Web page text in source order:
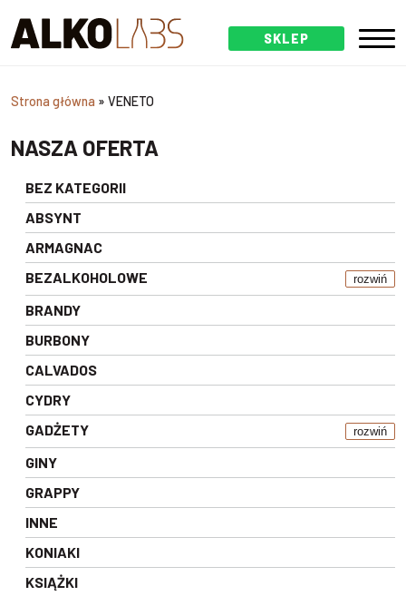
SKLEP
Strona główna » VENETO
NASZA OFERTA
BEZ KATEGORII
ABSYNT
ARMAGNAC
BEZALKOHOLOWE
rozwiń
BRANDY
BURBONY
CALVADOS
CYDRY
GADŻETY
rozwiń
GINY
GRAPPY
INNE
KONIAKI
KSIĄŻKI